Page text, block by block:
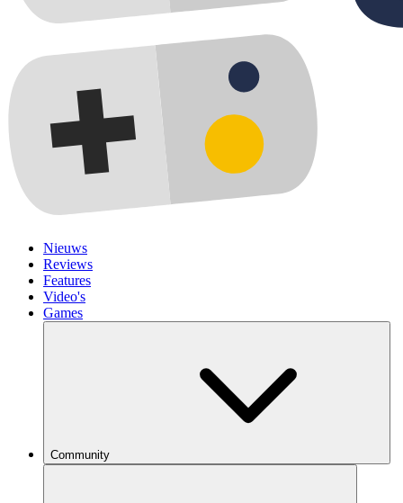
Nieuws
Reviews
Features
Video's
Games
Community